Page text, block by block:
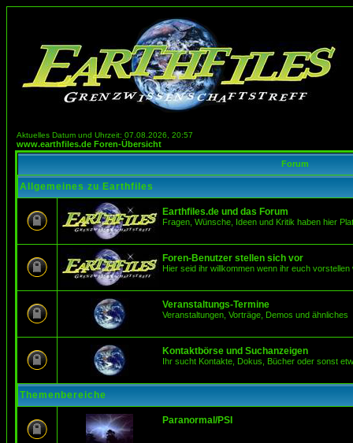
Aktuelles Datum und Uhrzeit: 07.08.2026, 20:57
www.earthfiles.de Foren-Übersicht
Forum
Allgemeines zu Earthfiles
Earthfiles.de und das Forum
Fragen, Wünsche, Ideen und Kritik haben hier
Foren-Benutzer stellen sich vor
Hier seid ihr willkommen wenn ihr euch vorstellen
Veranstaltungs-Termine
Veranstaltungen, Vorträge, Demos und ähnliches
Kontaktbörse und Suchanzeigen
Ihr sucht Kontakte, Dokus, Bücher oder sonst
Themenbereiche
Paranormal/PSI